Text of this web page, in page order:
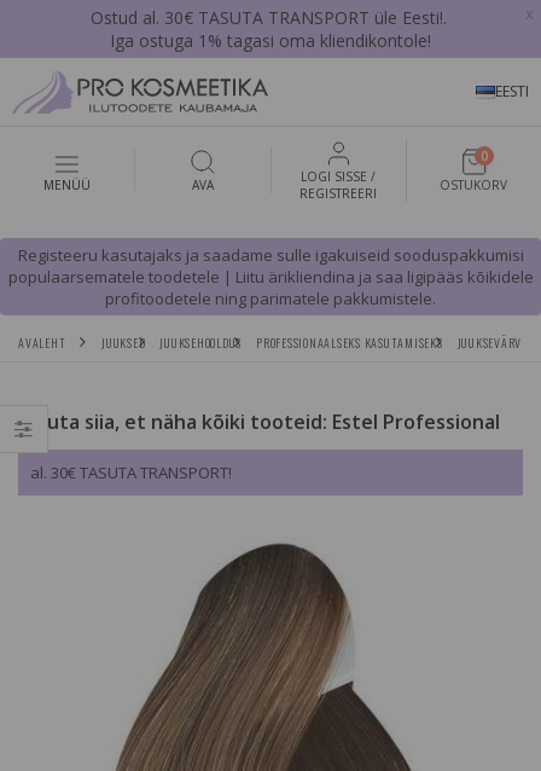
Ostud al. 30€ TASUTA TRANSPORT üle Eesti!.
Iga ostuga 1% tagasi oma kliendikontole!
x
EESTI
MENÜÜ AVA
LOGI SISSE /
REGISTREERI
0
OSTUKORV
Registeeru kasutajaks ja saadame sulle igakuiseid sooduspakkumisi
populaarsematele toodetele | Liitu ärikliendina ja saa ligipääs kõikidele
profitoodetele ning parimatele pakkumistele.
AVALEHT JUUKSED JUUKSEHOOLDUS PROFESSIONAALSEKS KASUTAMISEKS JUUKSEVÄRVID
Vajuta siia, et näha kõiki tooteid: Estel Professional
al. 30€ TASUTA TRANSPORT!
Estel De Luxe
Silver Cream
Color,Kreemvärv
Hallidele
Juustele 7/75
7.13 €